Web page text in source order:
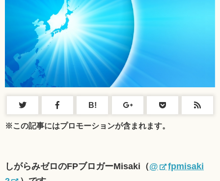
B!
※この記事にはプロモーションが含まれます。
しがらみゼロのFPブロガーMisaki（@
fpmisaki